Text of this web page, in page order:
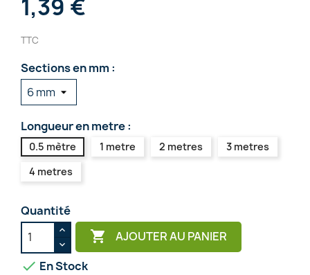
1,39 €
TTC
Sections en mm :
Longueur en metre :
0.5 mètre 1 metre 2 metres
3 metres
4 metres
Quantité
 AJOUTER AU PANIER
 En Stock